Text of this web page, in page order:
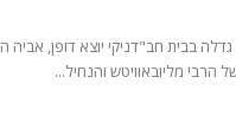
בבית חב"דניקי יוצא דופן, אביה
הרבי מליובאוויטש והנחיל...